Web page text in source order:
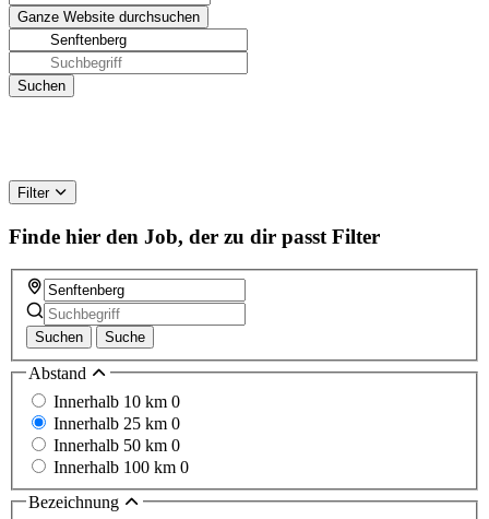
Filter
Finde hier den Job, der zu dir passt Filter
Suchen Suche
Abstand
Innerhalb 10 km 0
Innerhalb 25 km 0
Innerhalb 50 km 0
Innerhalb 100 km 0
Bezeichnung